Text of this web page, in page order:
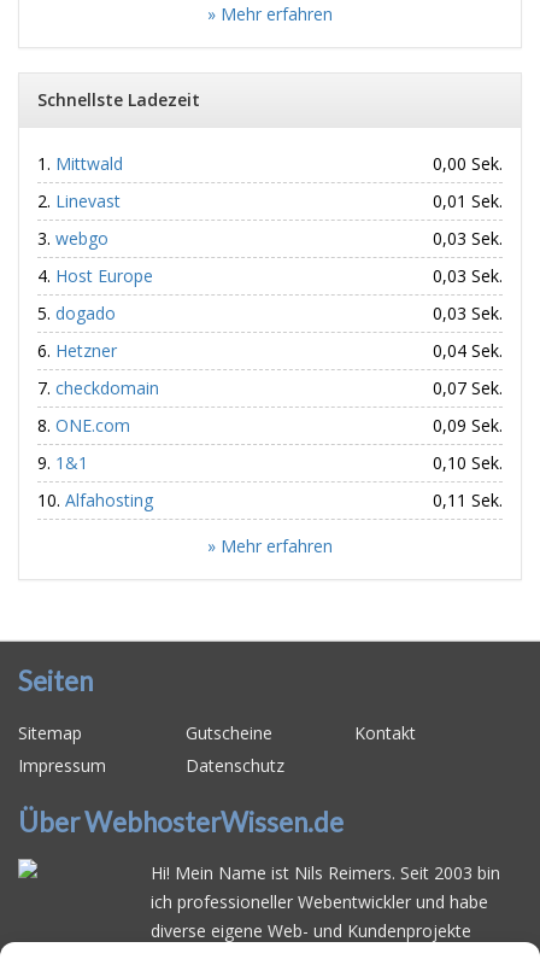
» Mehr erfahren
Schnellste Ladezeit
Mittwald
0,00 Sek.
Linevast
0,01 Sek.
webgo
0,03 Sek.
Host Europe
0,03 Sek.
dogado
0,03 Sek.
Hetzner
0,04 Sek.
checkdomain
0,07 Sek.
ONE.com
0,09 Sek.
1&1
0,10 Sek.
Alfahosting
0,11 Sek.
» Mehr erfahren
Seiten
Sitemap Gutscheine
Kontakt
Impressum
Datenschutz
Über WebhosterWissen.de
Hi! Mein Name ist Nils Reimers. Seit 2003 bin
ich professioneller Webentwickler und habe
diverse eigene Web- und Kundenprojekte